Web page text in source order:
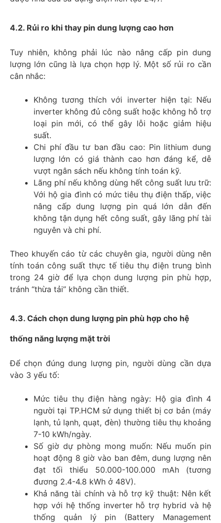
4.2. Rủi ro khi thay pin dung lượng cao hơn
Tuy nhiên, không phải lúc nào nâng cấp pin dung
lượng lớn cũng là lựa chọn hợp lý. Một số rủi ro cần
cân nhắc:
Không tương thích với inverter hiện tại: Nếu
inverter không đủ công suất hoặc không hỗ trợ
loại pin mới, có thể gây lỗi hoặc giảm hiệu
suất.
Chi phí đầu tư ban đầu cao: Pin lithium dung
lượng lớn có giá thành cao hơn đáng kể, dễ
vượt ngân sách nếu không tính toán kỹ.
Lãng phí nếu không dùng hết công suất lưu trữ:
Với hộ gia đình có mức tiêu thụ điện thấp, việc
nâng cấp dung lượng pin quá lớn dẫn đến
không tận dụng hết công suất, gây lãng phí tài
nguyên và chi phí.
Theo khuyến cáo từ các chuyên gia, người dùng nên
tính toán công suất thực tế tiêu thụ điện trung bình
trong 24 giờ để lựa chọn dung lượng pin phù hợp,
tránh “thừa tải” không cần thiết.
4.3. Cách chọn dung lượng pin phù hợp cho hệ
thống năng lượng mặt trời
Để chọn đúng dung lượng pin, người dùng cần dựa
vào 3 yếu tố:
Mức tiêu thụ điện hàng ngày: Hộ gia đình 4
người tại TP.HCM sử dụng thiết bị cơ bản (máy
lạnh, tủ lạnh, quạt, đèn) thường tiêu thụ khoảng
7-10 kWh/ngày.
Số giờ dự phòng mong muốn: Nếu muốn pin
hoạt động 8 giờ vào ban đêm, dung lượng nên
đạt tối thiểu 50.000-100.000 mAh (tương
đương 2.4-4.8 kWh ở 48V).
Khả năng tài chính và hỗ trợ kỹ thuật: Nên kết
hợp với hệ thống inverter hỗ trợ hybrid và hệ
thống quản lý pin (Battery Management